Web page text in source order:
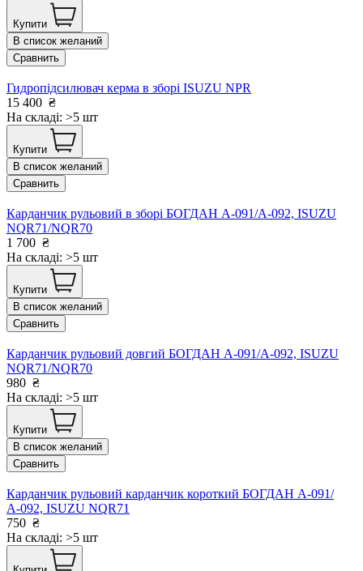
Купити
В список желаний
Сравнить
Гидропiдсилювач керма в зборi ISUZU NPR
15 400 ₴
На складі: >5 шт
Купити
В список желаний
Сравнить
Карданчик рульовий в зборі БОГДАН А-091/А-092, ISUZU
NQR71/NQR70
1 700 ₴
На складі: >5 шт
Купити
В список желаний
Сравнить
Карданчик рульовий довгий БОГДАН А-091/А-092, ISUZU
NQR71/NQR70
980 ₴
На складі: >5 шт
Купити
В список желаний
Сравнить
Карданчик рульовий карданчик короткий БОГДАН А-091/
А-092, ISUZU NQR71
750 ₴
На складі: >5 шт